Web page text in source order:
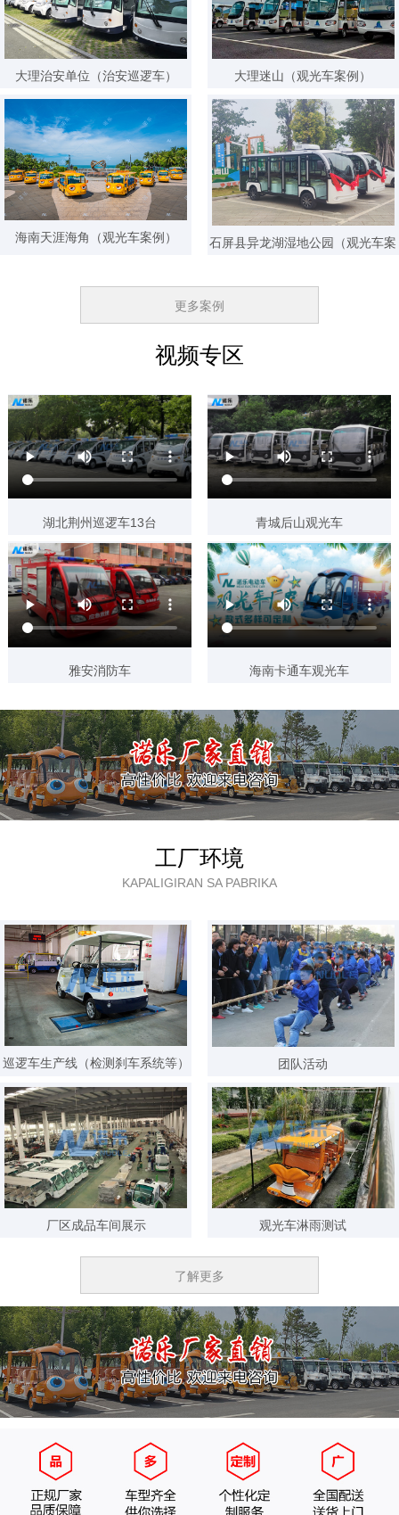
24小时内 189****5201 已获取报价方案
24小时内 180****1478 已获取报价方案
24小时内 177****3165 已获取报价方案
24小时内 130****6621 已获取报价方案
24小时内 136****8877 已获取报价方案
1天前 137****7562 已获取报价方案
1天前 133****4414 已获取报价方案
1天前 153****7851 已获取报价方案
1天前 137****2511 已获取报价方案
1天前 185****1177 已获取报价方案
1天前 155****4568 已获取报价方案
7天前 152****1142 已获取报价方案
7天前 158****0276 已获取报价方案
7天前 185****0512 已获取报价方案
6天前 135****2481 已获取报价方案
6天前 153****9970 已获取报价方案
6天前 152****3963 已获取报价方案
6天前 153****6487 已获取报价方案
5天前 180****2786 已获取报价方案
4天前 133****9800 已获取报价方案
4天前 139****7506 已获取报价方案
3天内 130****0359 已获取报价方案
3天内 135****4980 已获取报价方案
3天内 189****7142 已获取报价方案
3天内 187****2155 已获取报价方案
3天内 133****5160 已获取报价方案
3天内 183****3987 已获取报价方案
3天内 159****8805 已获取报价方案
3天内 187****2765 已获取报价方案
3天内 151****0811 已获取报价方案
3天内 157****5911 已获取报价方案
3天内 182****8876 已获取报价方案
3天内 134****4418 已获取报价方案
3分钟内 173****6965 已获取报价方案
5分钟内 135****8085 已获取报价方案
大理治安单位（治安巡逻车） 大理迷山（观光车案例）
海南天涯海角（观光车案例）
石屏县异龙湖湿地公园（观光车案
更多案例
视频专区
湖北荆州巡逻车13台 青城后山观光车
雅安消防车 海南卡通车观光车
工厂环境
KAPALIGIRAN SA PABRIKA
巡逻车生产线（检测刹车系统等） 团队活动
厂区成品车间展示 观光车淋雨测试
了解更多